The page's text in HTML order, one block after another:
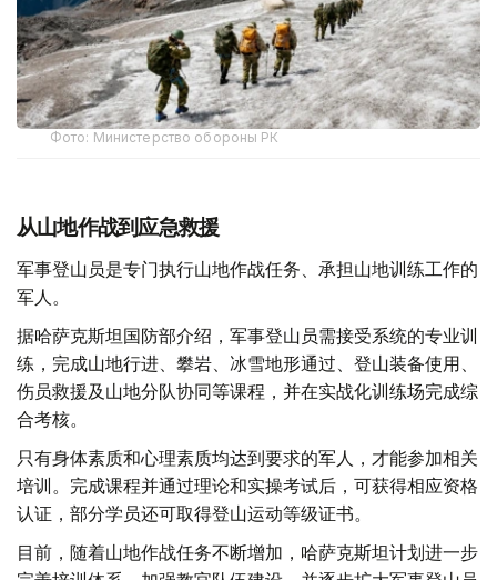
Фото: Министерство обороны РК
从山地作战到应急救援
军事登山员是专门执行山地作战任务、承担山地训练工作的
军人。
据哈萨克斯坦国防部介绍，军事登山员需接受系统的专业训
练，完成山地行进、攀岩、冰雪地形通过、登山装备使用、
伤员救援及山地分队协同等课程，并在实战化训练场完成综
合考核。
只有身体素质和心理素质均达到要求的军人，才能参加相关
培训。完成课程并通过理论和实操考试后，可获得相应资格
认证，部分学员还可取得登山运动等级证书。
目前，随着山地作战任务不断增加，哈萨克斯坦计划进一步